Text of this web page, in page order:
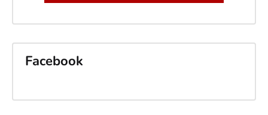
Facebook